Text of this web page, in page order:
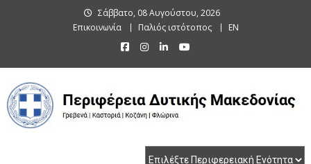
Σάββατο, 08 Αυγούστου, 2026
Επικοινωνία
Παλιός ιστότοπος EN